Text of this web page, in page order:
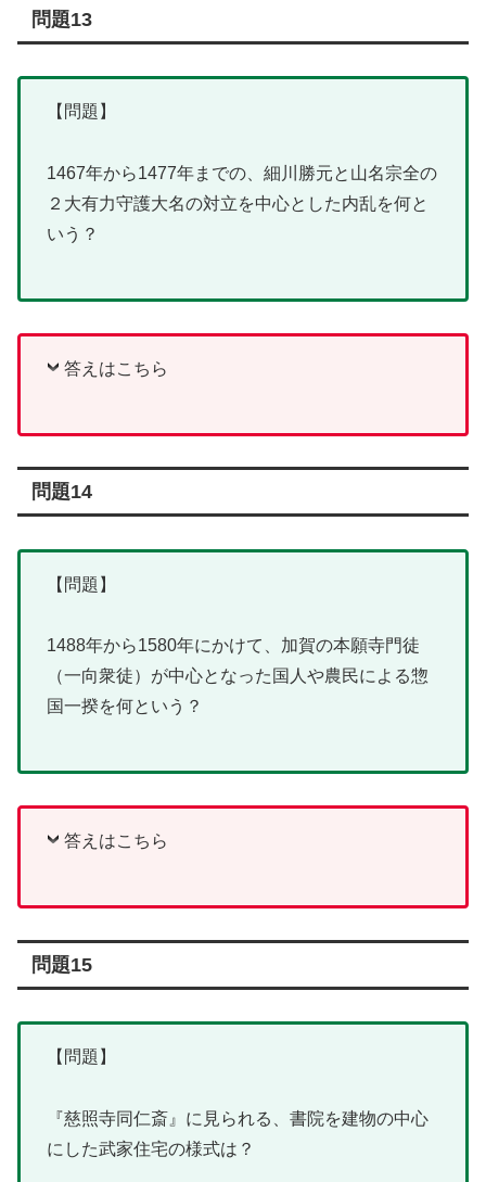
問題13
【問題】
1467年から1477年までの、細川勝元と山名宗全の
２大有力守護大名の対立を中心とした内乱を何と
いう？
答えはこちら
問題14
【問題】
1488年から1580年にかけて、加賀の本願寺門徒
（一向衆徒）が中心となった国人や農民による惣
国一揆を何という？
答えはこちら
問題15
【問題】
『慈照寺同仁斎』に見られる、書院を建物の中心
にした武家住宅の様式は？